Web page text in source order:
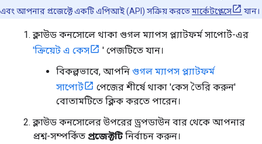
এবং আপনার প্রজেক্টে একটি এপিআই (API) সক্রিয় করতেমার্কেটপ্লেসে যান।
ক্লাউড কনসোলে থাকা গুগল ম্যাপস প্ল্যাটফর্ম সাপোর্ট-এর
'ক্রিয়েট এ কেস
' পেজটিতে যান।
বিকল্পভাবে, আপনি গুগল ম্যাপস প্ল্যাটফর্ম
সাপোর্ট
পেজের শীর্ষে থাকা 'কেস তৈরি করুন'
বোতামটিতে ক্লিক করতে পারেন।
ক্লাউড কনসোলের উপরের ড্রপডাউন বার থেকে আপনার
প্রশ্ন-সম্পর্কিত প্রজেক্টটি নির্বাচন করুন।